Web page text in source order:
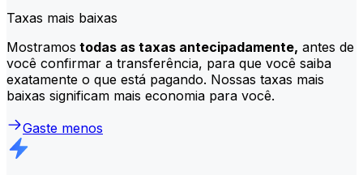
Taxas mais baixas
Mostramos todas as taxas antecipadamente, antes de
você confirmar a transferência, para que você saiba
exatamente o que está pagando. Nossas taxas mais
baixas significam mais economia para você.
Gaste menos